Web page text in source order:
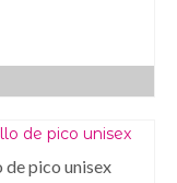
de pico unisex